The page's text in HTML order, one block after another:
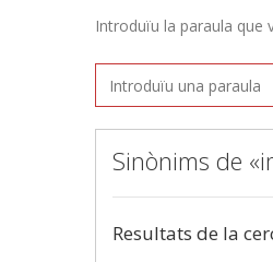
Introduïu la paraula que
Sinònims de
Resultats de la